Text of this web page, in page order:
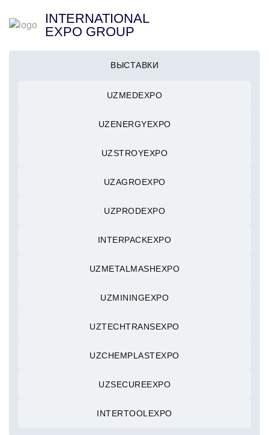
INTERNATIONAL
EXPO GROUP
ВЫСТАВКИ
UZMEDEXPO
UZENERGYEXPO
UZSTROYEXPO
UZAGROEXPO
UZPRODEXPO
INTERPACKEXPO
UZMETALMASHEXPO
UZMININGEXPO
UZTECHTRANSEXPO
UZCHEMPLASTEXPO
UZSECUREEXPO
INTERTOOLEXPO